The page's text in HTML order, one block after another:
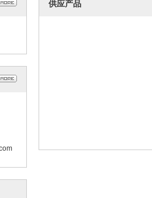
供应产品